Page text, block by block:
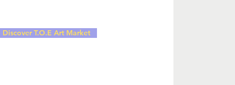
Discover T.O.E Art Market